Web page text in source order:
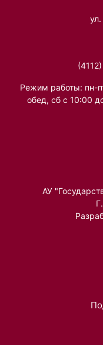
Режим работы: пн-
обед, сб с 10:00
АУ